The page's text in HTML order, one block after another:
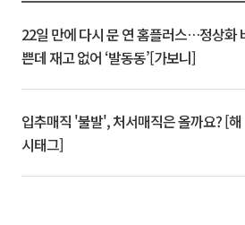
22일 만에 다시 문 연 홈플러스…정상화
쁜데 재고 없어 ‘발동동’[가보니]
입추매직 '불발', 처서매직은 올까요? [해
시태그]